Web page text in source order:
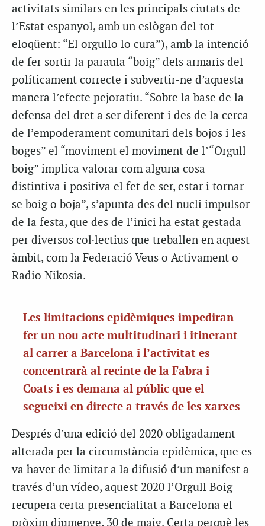
activitats similars en les principals ciutats de
l’Estat espanyol, amb un eslògan del tot
eloqüent: “El orgullo lo cura”), amb la intenció
de fer sortir la paraula “boig” dels armaris del
políticament correcte i subvertir-ne d’aquesta
manera l’efecte pejoratiu. “Sobre la base de la
defensa del dret a ser diferent i des de la cerca
de l’empoderament comunitari dels bojos i les
boges” el “moviment el moviment de l’“Orgull
boig” implica valorar com alguna cosa
distintiva i positiva el fet de ser, estar i tornar-
se boig o boja”, s’apunta des del nucli impulsor
de la festa, que des de l’inici ha estat gestada
per diversos col·lectius que treballen en aquest
àmbit, com la Federació Veus o Activament o
Radio Nikosia.
Les limitacions epidèmiques impediran
fer un nou acte multitudinari i itinerant
al carrer a Barcelona i l’activitat es
concentrarà al recinte de la Fabra i
Coats i es demana al públic que el
segueixi en directe a través de les xarxes
Després d’una edició del 2020 obligadament
alterada per la circumstància epidèmica, que es
va haver de limitar a la difusió d’un manifest a
través d’un vídeo, aquest 2020 l’Orgull Boig
recupera certa presencialitat a Barcelona el